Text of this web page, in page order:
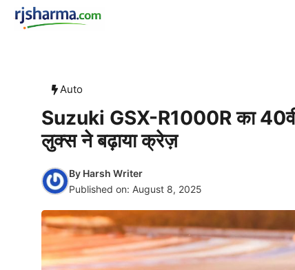
Skip
Auto
Suzuki GSX-R1000R का 40वीं
लुक्स ने बढ़ाया क्रेज़
By Harsh Writer
Published on: August 8, 2025